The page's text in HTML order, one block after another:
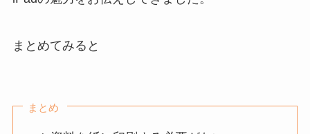
まとめてみると
まとめ